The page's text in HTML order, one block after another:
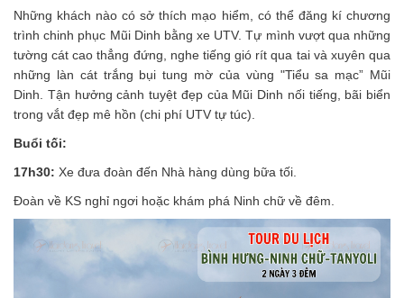
Những khách nào có sở thích mạo hiểm, có thể đăng kí chương
trình chinh phục Mũi Dinh bằng xe UTV. Tự mình vượt qua những
tường cát cao thẳng đứng, nghe tiếng gió rít qua tai và xuyên qua
những làn cát trắng bụi tung mờ của vùng "Tiểu sa mạc” Mũi
Dinh. Tận hưởng cảnh tuyệt đẹp của Mũi Dinh nối tiếng, bãi biển
trong vắt đẹp mê hồn (chi phí UTV tự túc).
Buổi tối:
17h30: Xe đưa đoàn đến Nhà hàng dùng bữa tối.
Đoàn về KS nghỉ ngơi hoặc khám phá Ninh chữ về đêm.